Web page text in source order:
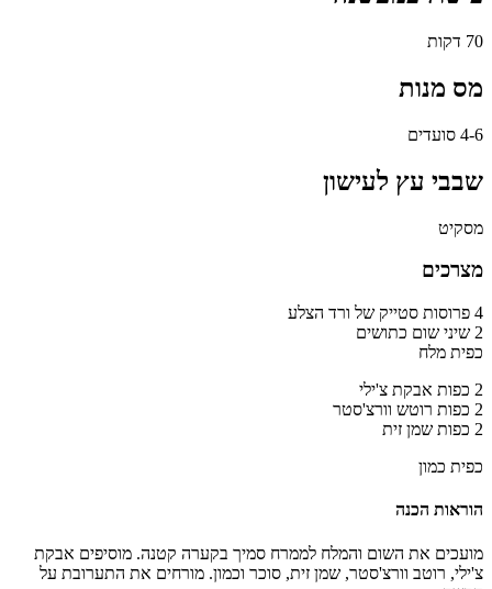
70 דקות
מס מנות
4-6 סועדים
שבבי עץ לעישון
מסקיט
מצרכים
4 פרוסות סטייק של ורד הצלע
2 שיני שום כתושים
כפית מלח
2 כפות אבקת צ'ילי
2 כפות רוטש וורצ'סטר
2 כפות שמן זית
כפית כמון
הוראות הכנה
מועכים את השום והמלח לממרח סמיך בקערה קטנה. מוסיפים אבקת
צ'ילי, רוטב וורצ'סטר, שמן זית, סוכר וכמון. מורחים את התערובת על